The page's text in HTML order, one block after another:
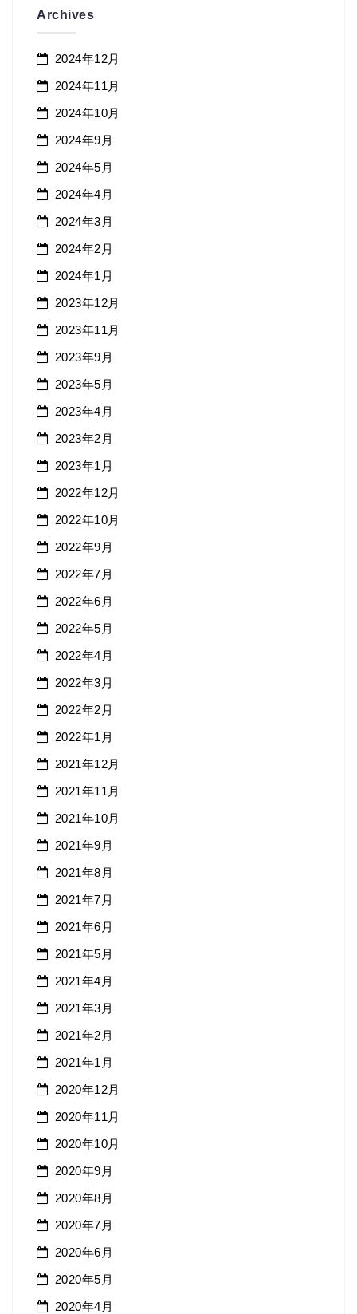
Archives
2024年12月
2024年11月
2024年10月
2024年9月
2024年5月
2024年4月
2024年3月
2024年2月
2024年1月
2023年12月
2023年11月
2023年9月
2023年5月
2023年4月
2023年2月
2023年1月
2022年12月
2022年10月
2022年9月
2022年7月
2022年6月
2022年5月
2022年4月
2022年3月
2022年2月
2022年1月
2021年12月
2021年11月
2021年10月
2021年9月
2021年8月
2021年7月
2021年6月
2021年5月
2021年4月
2021年3月
2021年2月
2021年1月
2020年12月
2020年11月
2020年10月
2020年9月
2020年8月
2020年7月
2020年6月
2020年5月
2020年4月